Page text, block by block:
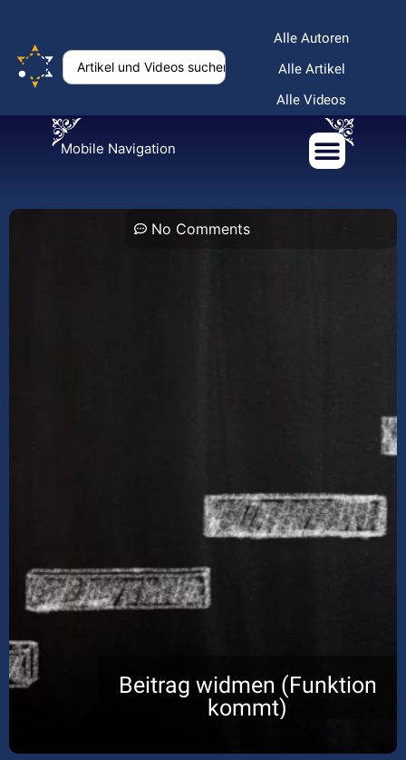
Alle Autoren
Alle Artikel
Alle Videos
Mobile Navigation
No Comments
Beitrag widmen (Funktion
kommt)